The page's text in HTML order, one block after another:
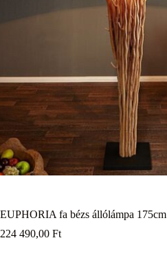
EUPHORIA fa bézs állólámpa 175cm
224 490,00 Ft